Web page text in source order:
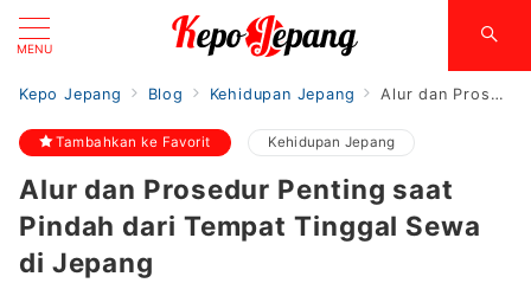
MENU
Kepo Jepang Blog Kehidupan Jepang Alur dan Prosedur Penting saat Pindah dari Tempat Tinggal Sewa di Jepang
Tambahkan ke Favorit Kehidupan Jepang
Alur dan Prosedur Penting saat
Pindah dari Tempat Tinggal Sewa
di Jepang